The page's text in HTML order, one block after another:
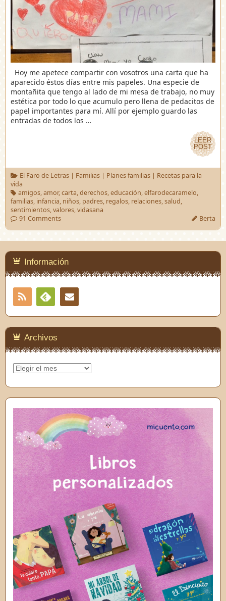
Hoy me apetece compartir con vosotros una carta que ha
aparecido éstos días entre mis papeles. Una especie de
montañita que tengo al lado de mi mesa de trabajo, no muy
estética por todo lo que acumulo pero llena de pedacitos de
papel importantes para mí. Allí por ejemplo guardo las
entradas de todos los …
LEER
POST
LEER
POST
El Faro de Letras| Familias| Planes familias| Recetas para la
vida
amigos,amor,carta,derechos,educación,elfarodecaramelo,
familias, infancia, niños, padres, regalos, relaciones,salud,
sentimientos,valores,vidasana
91 Comments
Berta
Información
RSS
Feedly
Archivos
Archivos